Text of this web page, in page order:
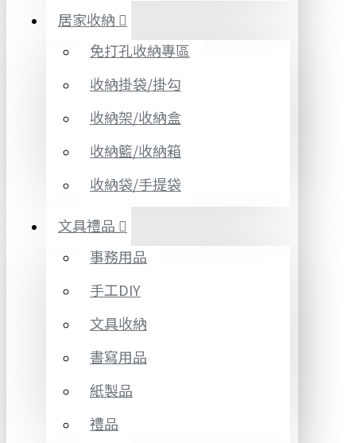
居家收納
免打孔收納專區
收納掛袋/掛勾
收納架/收納盒
收納籃/收納箱
收納袋/手提袋
文具禮品
事務用品
手工DIY
文具收納
書寫用品
紙製品
禮品